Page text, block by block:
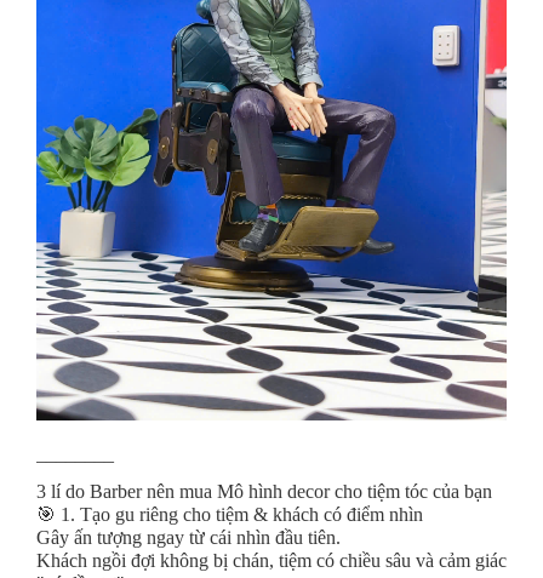
3 lí do Barber nên mua Mô hình decor cho tiệm tóc của bạn
🎯 1. Tạo gu riêng cho tiệm & khách có điểm nhìn
Gây ấn tượng ngay từ cái nhìn đầu tiên.
Khách ngồi đợi không bị chán, tiệm có chiều sâu và cảm giác